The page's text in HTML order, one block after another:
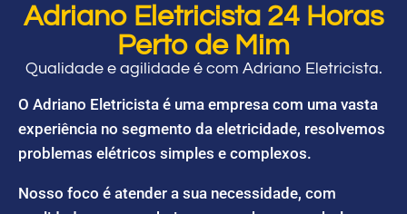
Adriano Eletricista 24 Horas
Perto de Mim
Qualidade e agilidade é com Adriano Eletricista.
O Adriano Eletricista é uma empresa com uma vasta
experiência no segmento da eletricidade, resolvemos
problemas elétricos simples e complexos.
Nosso foco é atender a sua necessidade, com